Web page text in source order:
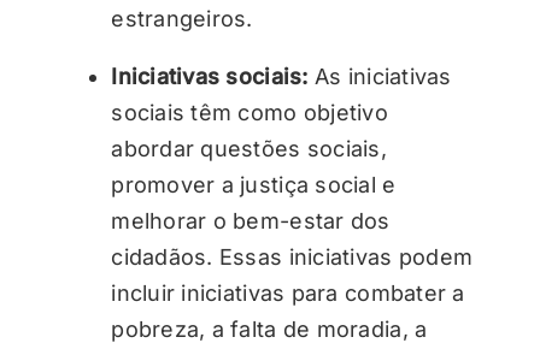
estrangeiros.
Iniciativas sociais: As iniciativas
sociais têm como objetivo
abordar questões sociais,
promover a justiça social e
melhorar o bem-estar dos
cidadãos. Essas iniciativas podem
incluir iniciativas para combater a
pobreza, a falta de moradia, a